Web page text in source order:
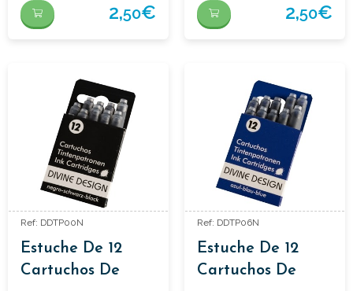
2,50€ 2,50€
Ref: DDTP00N
Estuche De 12
Cartuchos De
Ref: DDTP06N
Estuche De 12
Cartuchos De